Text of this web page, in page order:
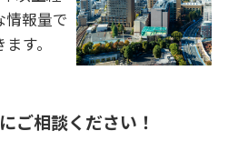
情報量で
す。
ご相談ください！